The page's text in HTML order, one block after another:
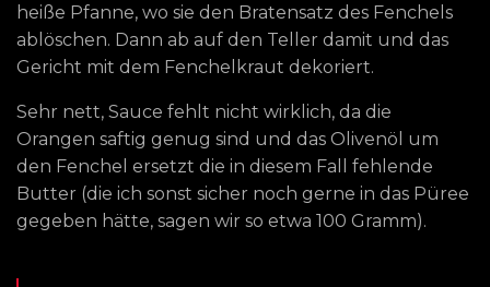
heiße Pfanne, wo sie den Bratensatz des Fenchels
ablöschen. Dann ab auf den Teller damit und das
Gericht mit dem Fenchelkraut dekoriert.
Sehr nett, Sauce fehlt nicht wirklich, da die
Orangen saftig genug sind und das Olivenöl um
den Fenchel ersetzt die in diesem Fall fehlende
Butter (die ich sonst sicher noch gerne in das Püree
gegeben hätte, sagen wir so etwa 100 Gramm).